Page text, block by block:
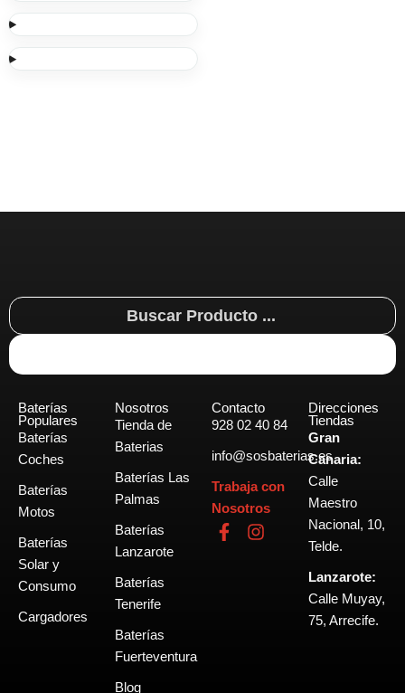
Search
...
Baterías
Populares
Baterías
Coches
Baterías
Motos
Baterías
Solar y
Consumo
Cargadores
Nosotros
Tienda de
Baterias
Baterías Las
Palmas
Baterías
Lanzarote
Baterías
Tenerife
Baterías
Fuerteventura
Blog
Contacto
928 02 40 84
info@sosbaterias.es
Trabaja con
Nosotros
F
a
I
n
Direcciones
Tiendas
Gran
Canaria:
Calle
Maestro
Nacional, 10,
Telde.
Lanzarote:
Calle Muyay,
75, Arrecife.